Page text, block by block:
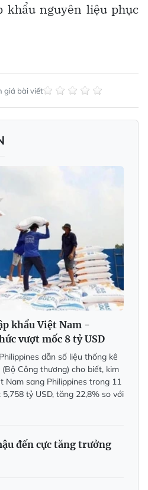
khẩu nguyên liệu phục
giá bài viết
khẩu Việt Nam -
vượt mốc 8 tỷ USD
dẫn số liệu thống kê
Công thương) cho biết, kim
Nam sang Philippines trong 11
tỷ USD, tăng 22,8% so với
đến cực tăng trưởng